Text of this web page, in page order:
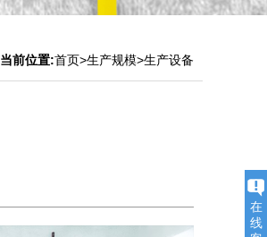
当前位置:首页>生产规模>生产设备
在
线